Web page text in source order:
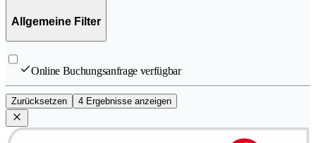
Allgemeine Filter
Online Buchungsanfrage verfügbar
Zurücksetzen 4 Ergebnisse anzeigen